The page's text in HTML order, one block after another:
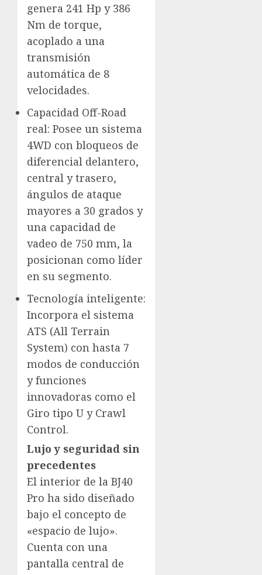
genera 241 Hp y 386
Nm de torque,
acoplado a una
transmisión
automática de 8
velocidades.
Capacidad Off-Road
real: Posee un sistema
4WD con bloqueos de
diferencial delantero,
central y trasero,
ángulos de ataque
mayores a 30 grados y
una capacidad de
vadeo de 750 mm, la
posicionan como líder
en su segmento.
Tecnología inteligente:
Incorpora el sistema
ATS (All Terrain
System) con hasta 7
modos de conducción
y funciones
innovadoras como el
Giro tipo U y Crawl
Control.
Lujo y seguridad sin
precedentes
El interior de la BJ40
Pro ha sido diseñado
bajo el concepto de
«espacio de lujo».
Cuenta con una
pantalla central de